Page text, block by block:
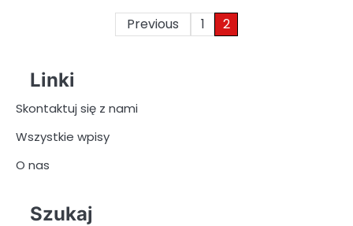
Previous 1 2
Linki
Skontaktuj się z nami
Wszystkie wpisy
O nas
Szukaj